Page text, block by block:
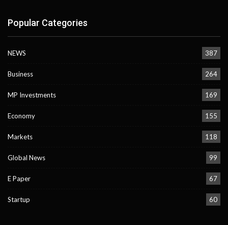
Popular Categories
NEWS 387
Business 264
MP Investments 169
Economy 155
Markets 118
Global News 99
E Paper 67
Startup 60